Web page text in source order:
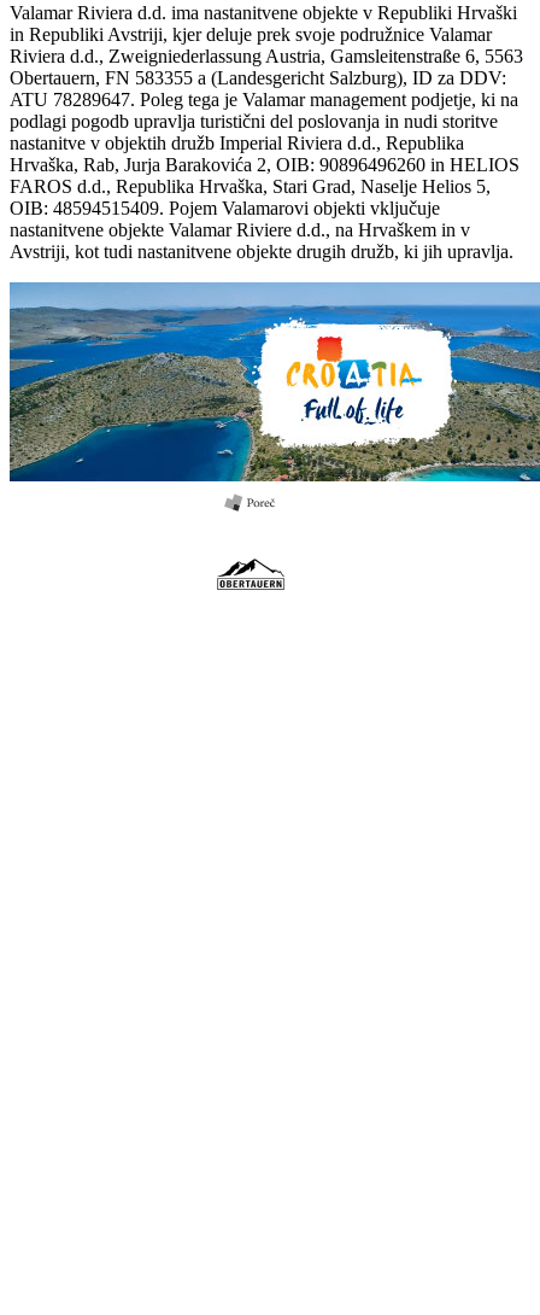
Valamar Riviera d.d. ima nastanitvene objekte v Republiki Hrvaški
in Republiki Avstriji, kjer deluje prek svoje podružnice Valamar
Riviera d.d., Zweigniederlassung Austria, Gamsleitenstraße 6, 5563
Obertauern, FN 583355 a (Landesgericht Salzburg), ID za DDV:
ATU 78289647. Poleg tega je Valamar management podjetje, ki na
podlagi pogodb upravlja turistični del poslovanja in nudi storitve
nastanitve v objektih družb Imperial Riviera d.d., Republika
Hrvaška, Rab, Jurja Barakovića 2, OIB: 90896496260 in HELIOS
FAROS d.d., Republika Hrvaška, Stari Grad, Naselje Helios 5,
OIB: 48594515409. Pojem Valamarovi objekti vključuje
nastanitvene objekte Valamar Riviere d.d., na Hrvaškem in v
Avstriji, kot tudi nastanitvene objekte drugih družb, ki jih upravlja.